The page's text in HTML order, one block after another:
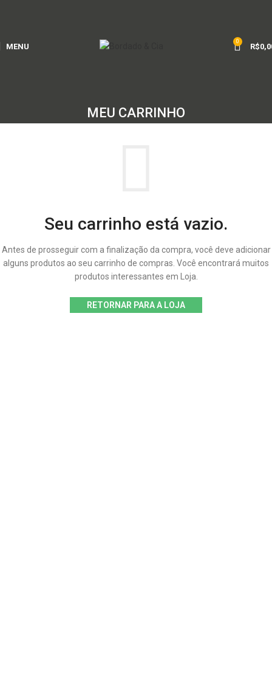
MENU
0
R$
MEU CARRINHO
Seu carrinho está vazio.
Antes de prosseguir com a finalização da compra, você deve adicionar
alguns produtos ao seu carrinho de compras. Você encontrará muitos
produtos interessantes em Loja.
RETORNAR PARA A LOJA